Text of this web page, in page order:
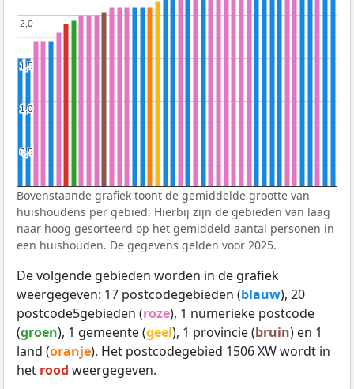
0,5
0,5
1,0
1,0
1,5
1,5
2,0
2,0
Bovenstaande grafiek toont de gemiddelde grootte van
huishoudens per gebied. Hierbij zijn de gebieden van laag
naar hoog gesorteerd op het gemiddeld aantal personen in
een huishouden. De gegevens gelden voor 2025.
De volgende gebieden worden in de grafiek
weergegeven: 17 postcodegebieden (blauw), 20
postcode5gebieden (roze), 1 numerieke postcode
(groen), 1 gemeente (geel), 1 provincie (bruin) en 1
land (oranje). Het postcodegebied 1506 XW wordt in
het rood weergegeven.